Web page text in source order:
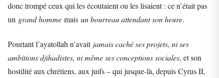
donc trompé ceux qui les écoutaient ou les lisaient : ce n’était pas
un grand homme mais un bourreau attendant son heure.
Pourtant l’ayatollah n’avait jamais caché ses projets, ni ses
ambitions djihadistes, ni même ses conceptions sociales, et son
hostilité aux chrétiens, aux juifs – qui jusque-là, depuis Cyrus II,